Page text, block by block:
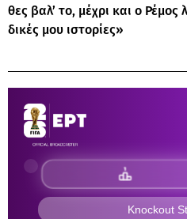
θες βαλ’ το, μέχρι και ο Ρέμος
δικές μου ιστορίες»